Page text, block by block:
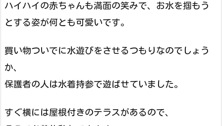
ハイハイの赤ちゃんも満面の笑みで、お水を掴もう
とする姿が何とも可愛いです。
買い物ついでに水遊びをさせるつもりなのでしょう
か、
保護者の人は水着持参で遊ばせていました。
すぐ横には屋根付きのテラスがあるので、